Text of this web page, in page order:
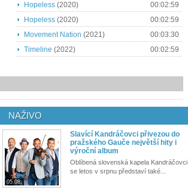
Hopeless (2020)
00:02:59
Hopeless (2020)
00:02:59
Movement Nation (2021)
00:03:30
Timeline (2022) 00:02:59
NAŽIVO
05.08.
Slavící Kandráčovci přivezou do
pražského Gauče největší hity i
výroční album
Oblíbená slovenská kapela Kandráčovci
se letos v srpnu představí také...